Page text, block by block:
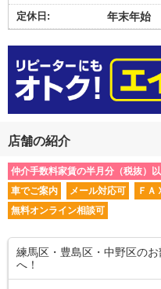
定休日: 年末年始
店舗の紹介
仲介手数料家賃の半月分（税抜）
車でご案内
メール対応可 ＦＡ
無料オンライン相談可
練馬区・豊島区・中野区の
へ！